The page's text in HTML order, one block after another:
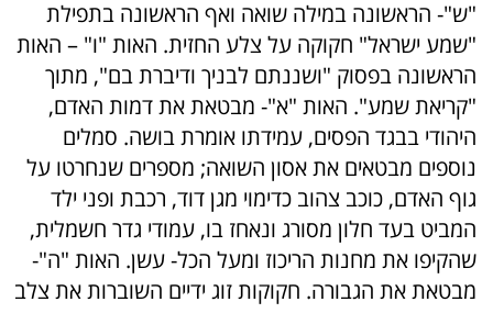
"ש"- הראשונה במילה שואה ואף הראשונה בתפילת
"שמע ישראל" חקוקה על צלע החזית. האות "ו" – האות
הראשונה בפסוק "ושננתם לבניך ודיברת בם", מתוך
"קריאת שמע". האות "א"- מבטאת את דמות האדם,
היהודי בבגד הפסים, עמידתו אומרת בושה. סמלים
נוספים מבטאים את אסון השואה; מספרים שנחרטו על
גוף האדם, כוכב צהוב כדימוי מגן דוד, רכבת ופני ילד
המביט בעד חלון מסורג ונאחז בו, עמודי גדר חשמלית,
שהקיפו את מחנות הריכוז ומעל הכל- עשן. האות "ה"-
מבטאת את הגבורה. חקוקות זוג ידיים השוברות את צלב